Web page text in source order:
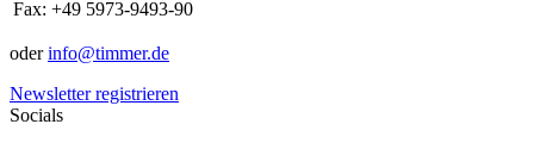
Fax: +49 5973-9493-90
oderinfo@timmer.de
Newsletter registrieren
Socials